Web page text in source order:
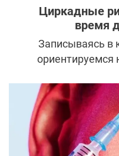
Циркадные
время
Записываясь в
ориентируемся
получить
процедур, нужно
циркадные
Рассказываем,